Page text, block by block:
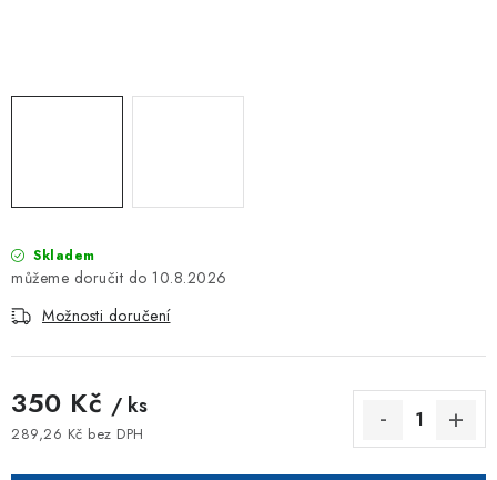
Skladem
10.8.2026
Možnosti doručení
350 Kč / ks
289,26 Kč bez DPH